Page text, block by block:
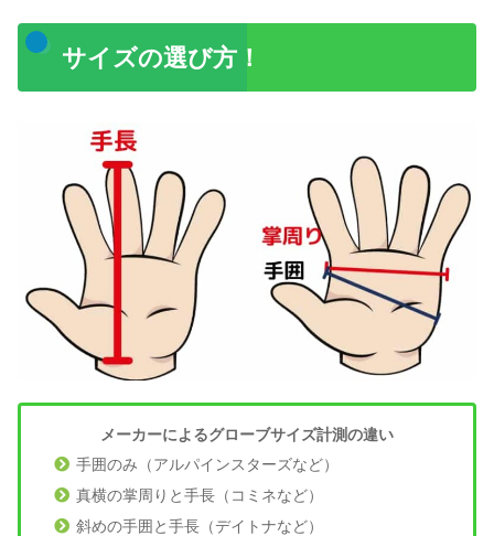
サイズの選び方！
メーカーによるグローブサイズ計測の違い
手囲のみ（アルパインスターズなど）
真横の掌周りと手長（コミネなど）
斜めの手囲と手長（デイトナなど）